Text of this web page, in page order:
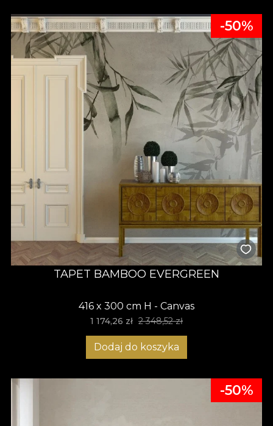
-50%
TAPET BAMBOO EVERGREEN
416 x 300 cm H - Canvas
1 174,26 zł 2 348,52 zł
Dodaj do koszyka
-50%